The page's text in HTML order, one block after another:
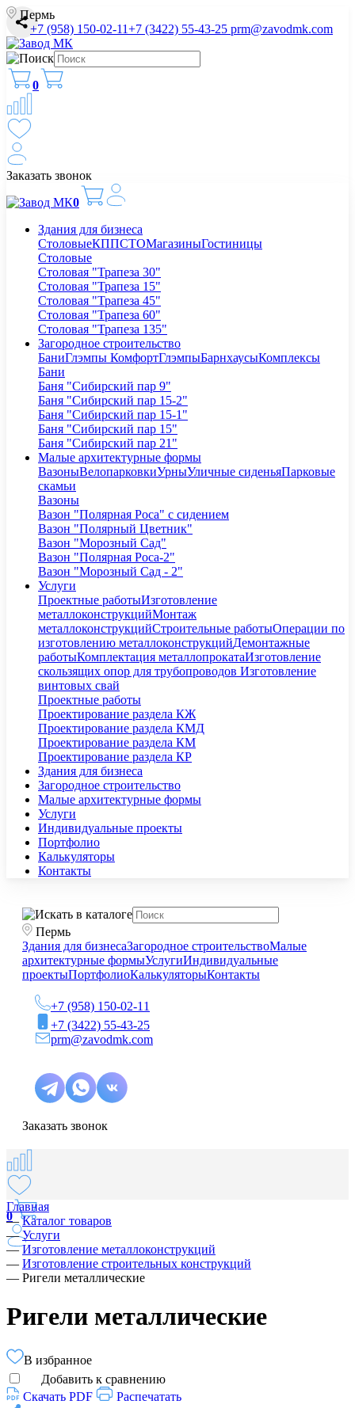
Пермь
+7 (958) 150-02-11+7 (3422) 55-43-25 prm@zavodmk.com
0
Заказать звонок
0
Здания для бизнеса
СтоловыеКППСТОМагазиныГостиницы
Столовые
Столовая "Трапеза 30"
Столовая "Трапеза 15"
Столовая "Трапеза 45"
Столовая "Трапеза 60"
Столовая "Трапеза 135"
Загородное строительство
БаниГлэмпы КомфортГлэмпыБарнхаусыКомплексы
Бани
Баня "Сибирский пар 9"
Баня "Сибирский пар 15-2"
Баня "Сибирский пар 15-1"
Баня "Сибирский пар 15"
Баня "Сибирский пар 21"
Малые архитектурные формы
ВазоныВелопарковкиУрныУличные сиденьяПарковые
скамьи
Вазоны
Вазон "Полярная Роса" с сидением
Вазон "Полярный Цветник"
Вазон "Морозный Сад"
Вазон "Полярная Роса-2"
Вазон "Морозный Сад - 2"
Услуги
Проектные работыИзготовление
металлоконструкцийМонтаж
металлоконструкцийСтроительные работыОперации по
изготовлению металлоконструкцийДемонтажные
работыКомплектация металлопрокатаИзготовление
скользящих опор для трубопроводов Изготовление
винтовых свай
Проектные работы
Проектирование раздела КЖ
Проектирование раздела КМД
Проектирование раздела КМ
Проектирование раздела КР
Здания для бизнеса
Загородное строительство
Малые архитектурные формы
Услуги
Индивидуальные проекты
Портфолио
Калькуляторы
Контакты
Пермь
Здания для бизнесаЗагородное строительствоМалые
архитектурные формыУслугиИндивидуальные
проектыПортфолиоКалькуляторыКонтакты
+7 (958) 150-02-11
+7 (3422) 55-43-25
prm@zavodmk.com
Заказать звонок
0
Главная
—Каталог товаров
—Услуги
—Изготовление металлоконструкций
— Изготовление строительных конструкций
— Ригели металлические
Ригели металлические
В избранное
Добавить к сравнению
Скачать PDF
Распечатать